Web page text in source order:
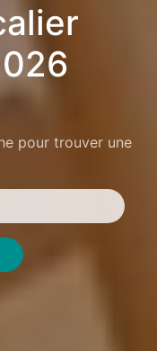
pour trouver une